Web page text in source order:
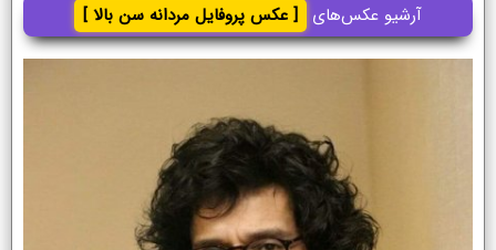
آرشیو عکس‌های [ عکس پروفایل مردانه سن بالا ]